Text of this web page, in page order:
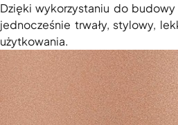
Dzięki wykorzystaniu do
jednocześnie trwały, stylowy,
użytkowania.